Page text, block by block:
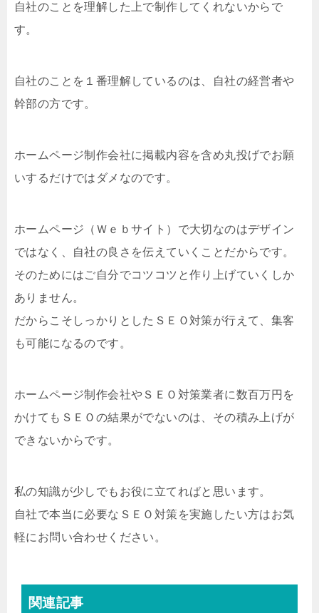
自社のことを理解した上で制作してくれないからで
す。
自社のことを１番理解しているのは、自社の経営者や
幹部の方です。
ホームページ制作会社に掲載内容を含め丸投げでお願
いするだけではダメなのです。
ホームページ（Ｗｅｂサイト）で大切なのはデザイン
ではなく、自社の良さを伝えていくことだからです。
そのためにはご自分でコツコツと作り上げていくしか
ありません。
だからこそしっかりとしたＳＥＯ対策が行えて、集客
も可能になるのです。
ホームページ制作会社やＳＥＯ対策業者に数百万円を
かけてもＳＥＯの結果がでないのは、その積み上げが
できないからです。
私の知識が少しでもお役に立てればと思います。
自社で本当に必要なＳＥＯ対策を実施したい方はお気
軽にお問い合わせください。
関連記事